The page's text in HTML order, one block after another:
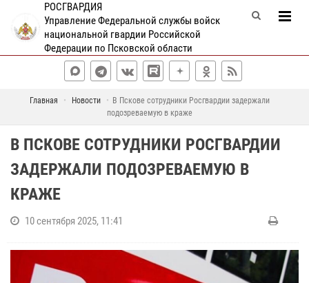
РОСГВАРДИЯ
Управление Федеральной службы войск
национальной гвардии Российской
Федерации по Псковской области
Главная Новости
В Пскове сотрудники Росгвардии задержали
подозреваемую в краже
В ПСКОВЕ СОТРУДНИКИ РОСГВАРДИИ
ЗАДЕРЖАЛИ ПОДОЗРЕВАЕМУЮ В
КРАЖЕ
10 сентября 2025, 11:41